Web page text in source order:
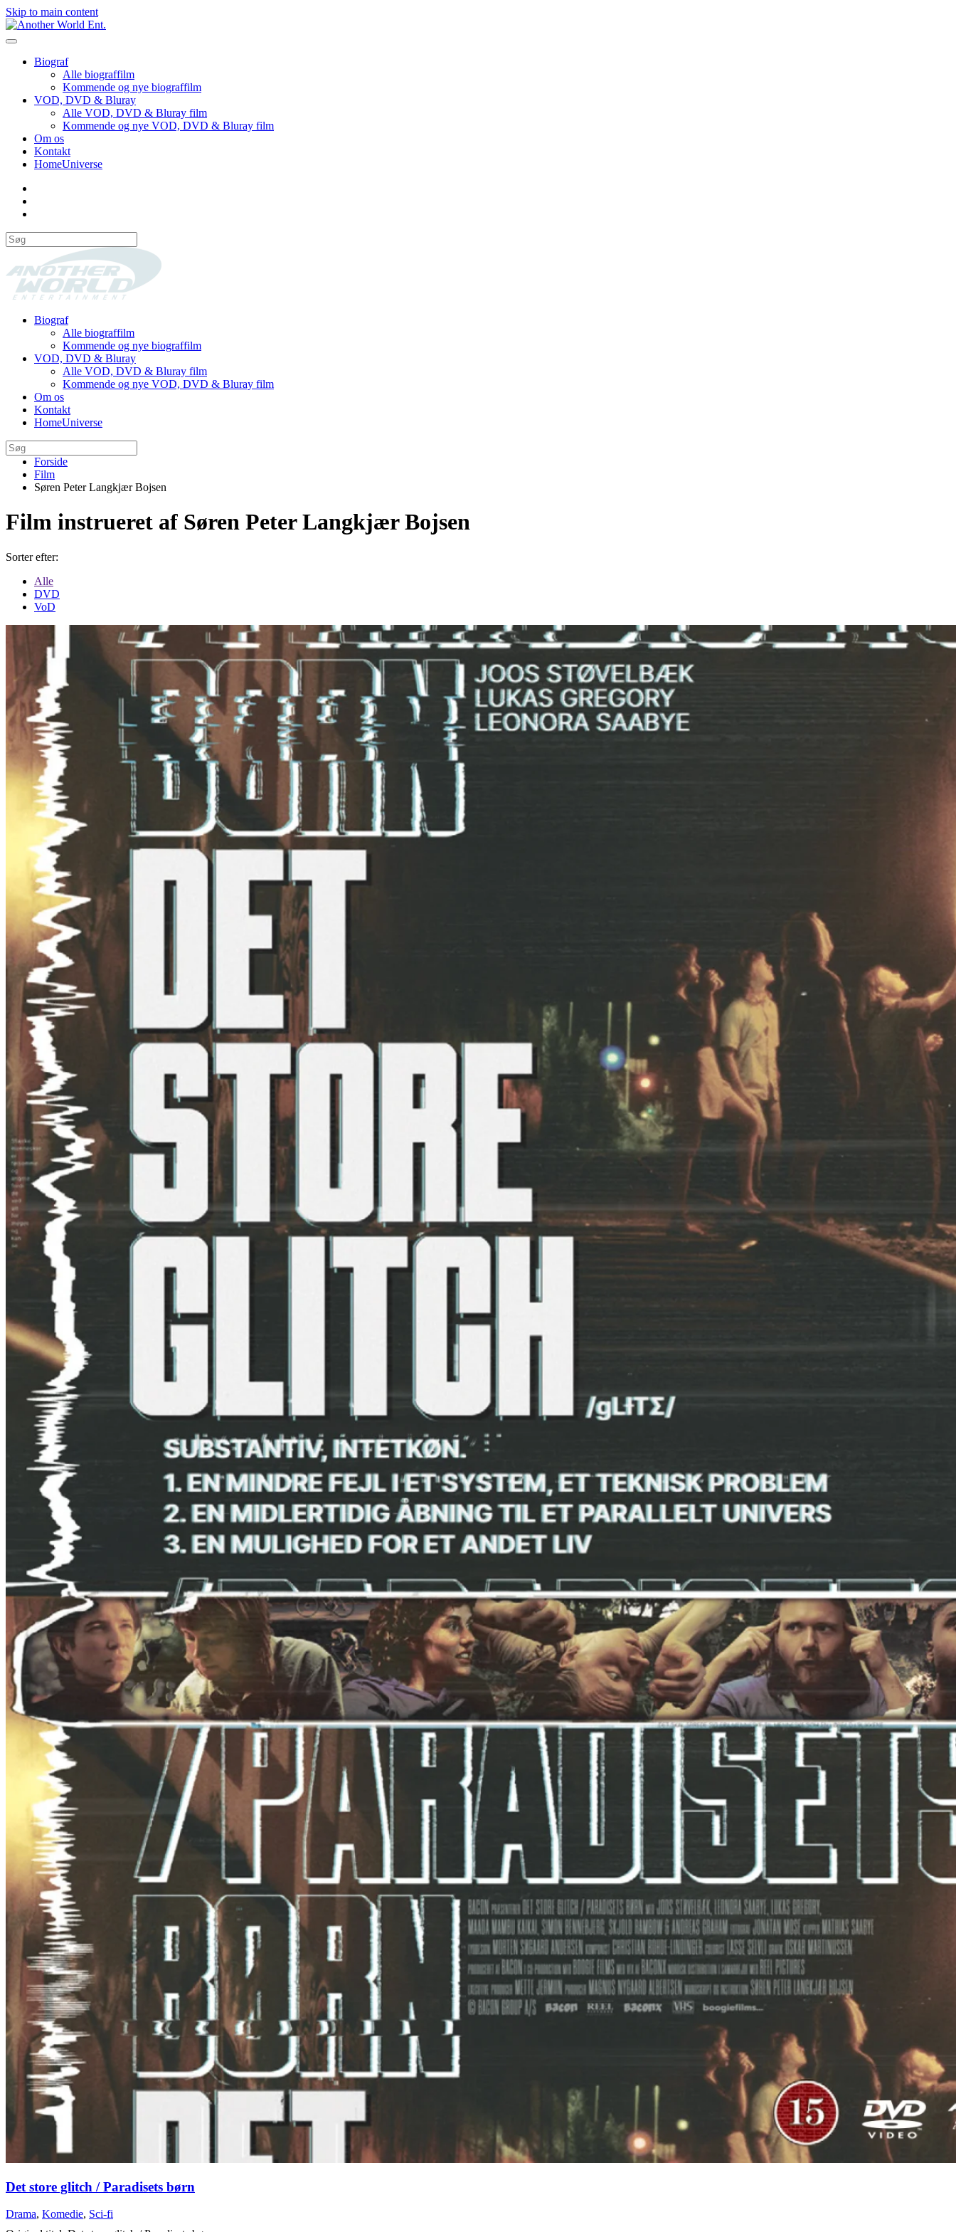
Skip to main content
Biograf
Alle biograffilm
Kommende og nye biograffilm
VOD, DVD & Bluray
Alle VOD, DVD & Bluray film
Kommende og nye VOD, DVD & Bluray film
Om os
Kontakt
HomeUniverse
Biograf
Alle biograffilm
Kommende og nye biograffilm
VOD, DVD & Bluray
Alle VOD, DVD & Bluray film
Kommende og nye VOD, DVD & Bluray film
Om os
Kontakt
HomeUniverse
Forside
Film
Søren Peter Langkjær Bojsen
Film instrueret af Søren Peter Langkjær Bojsen
Sorter efter:
Alle
DVD
VoD
Det store glitch / Paradisets børn
Drama, Komedie, Sci-fi